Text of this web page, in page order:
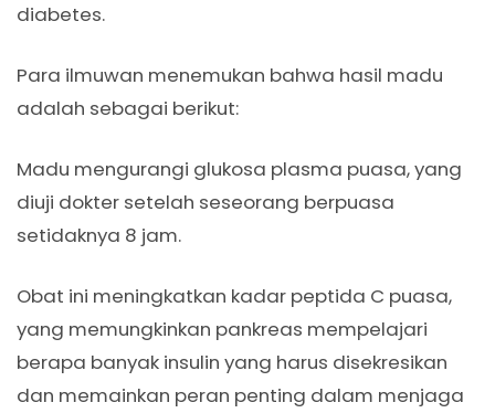
diabetes.
Para ilmuwan menemukan bahwa hasil madu
adalah sebagai berikut:
Madu mengurangi glukosa plasma puasa, yang
diuji dokter setelah seseorang berpuasa
setidaknya 8 jam.
Obat ini meningkatkan kadar peptida C puasa,
yang memungkinkan pankreas mempelajari
berapa banyak insulin yang harus disekresikan
dan memainkan peran penting dalam menjaga